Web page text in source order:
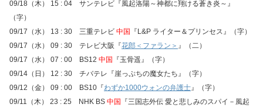
09/18（木） 15 : 04 サンテレビ『風起洛陽～神都に翔ける蒼き炎～』
（字）
09/17（水） 13 : 30 三重テレビ 中国
『L&P ライター＆プリンセス』（字）
09/17（水） 09 : 30 テレビ大阪『花郎＜ファラン＞ 』（二）
09/17（水） 07 : 00 BS12 中国
『玉骨遥』（字）
09/14（日） 12 : 30 チバテレ『崖っぷちの魔女たち』（字）
09/12（金） 09 : 00 BS10『わずか1000ウォンの弁護士』（字）
09/11（木） 23 : 25 NHK BS 中国
『三国志外伝 愛と悲しみのスパイ－風起